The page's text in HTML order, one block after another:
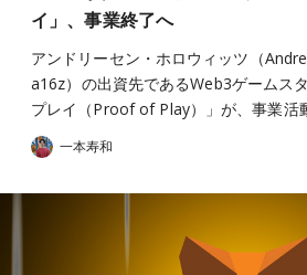
イ」、事業終了へ
アンドリーセン・ホロウィッツ（
a16z）の出資先であるWeb3ゲームス
プレイ（Proof of Play）」が、事業活
一本寿和